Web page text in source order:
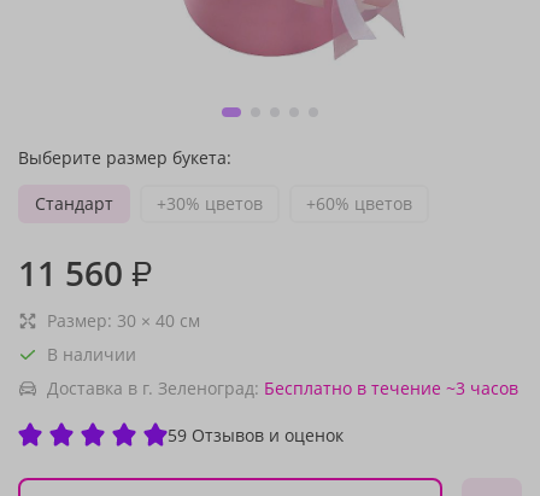
Выберите размер букета:
Стандарт
+30% цветов +60% цветов
11 560 ₽
Размер: 30 × 40 см
В наличии
Доставка в г. Зеленоград: Бесплатно в течение ~3 часов
59 Отзывов и оценок